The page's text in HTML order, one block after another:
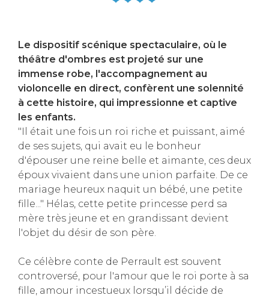
Le dispositif scénique spectaculaire, où le
théâtre d'ombres est projeté sur une
immense robe, l'accompagnement au
violoncelle en direct, confèrent une solennité
à cette histoire, qui impressionne et captive
les enfants.
"Il était une fois un roi riche et puissant, aimé
de ses sujets, qui avait eu le bonheur
d'épouser une reine belle et aimante, ces deux
époux vivaient dans une union parfaite. De ce
mariage heureux naquit un bébé, une petite
fille..." Hélas, cette petite princesse perd sa
mère très jeune et en grandissant devient
l'objet du désir de son père.
Ce célèbre conte de Perrault est souvent
controversé, pour l'amour que le roi porte à sa
fille, amour incestueux lorsqu’il décide de